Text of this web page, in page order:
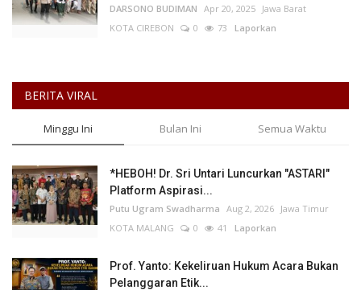
DARSONO BUDIMAN Apr 20, 2025 Jawa Barat
KOTA CIREBON
0 73 Laporkan
BERITA VIRAL
Minggu Ini Bulan Ini Semua Waktu
*HEBOH! Dr. Sri Untari Luncurkan "ASTARI"
Platform Aspirasi...
Putu Ugram Swadharma Aug 2, 2026 Jawa Timur
KOTA MALANG
0 41 Laporkan
Prof. Yanto: Kekeliruan Hukum Acara Bukan
Pelanggaran Etik...